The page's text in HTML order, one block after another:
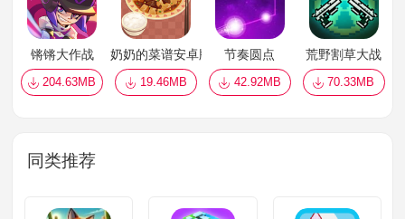
锵锵大作战
204.63MB
奶奶的菜谱安卓版
19.46MB
节奏圆点
42.92MB
荒野割草大战
70.33MB
同类推荐